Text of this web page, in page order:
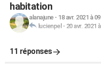
habitation
alanajune- 18 avr. 2021 à
lucienpel - 20 avr. 2021
11 réponses